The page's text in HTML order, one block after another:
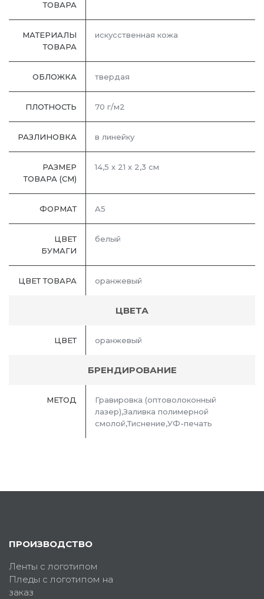
ТОВАРА
МАТЕРИАЛЫ
ТОВАРА
искусственная кожа
ОБЛОЖКА твердая
ПЛОТНОСТЬ 70 г/м2
РАЗЛИНОВКА в линейку
РАЗМЕР
ТОВАРА (СМ)
14,5 х 21 х 2,3 см
ФОРМАТ A5
ЦВЕТ
БУМАГИ
белый
ЦВЕТ ТОВАРА оранжевый
ЦВЕТА
ЦВЕТ оранжевый
БРЕНДИРОВАНИЕ
МЕТОД
Гравировка (оптоволоконный
лазер),Заливка полимерной
смолой,Тиснение,УФ-печать
ПРОИЗВОДСТВО
Ленты с логотипом
Пледы с логотипом на
заказ